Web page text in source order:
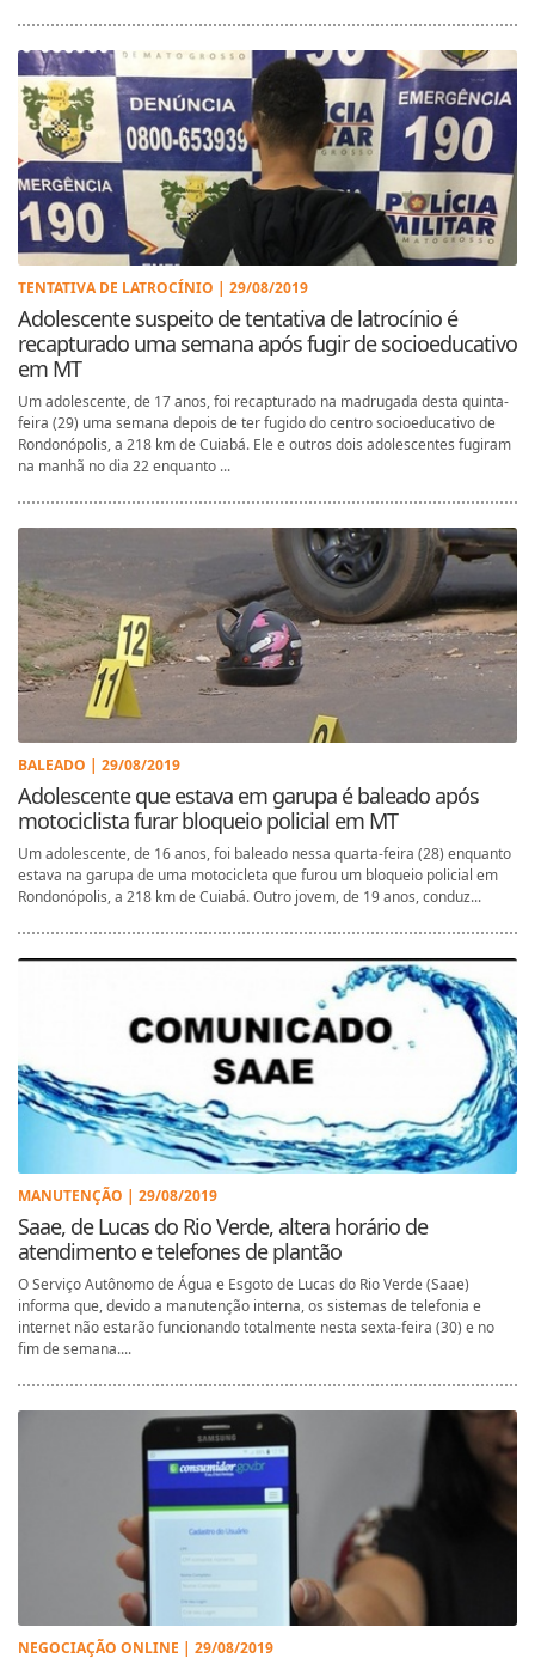
TENTATIVA DE LATROCÍNIO | 29/08/2019
Adolescente suspeito de tentativa de latrocínio é
recapturado uma semana após fugir de socioeducativo
em MT
Um adolescente, de 17 anos, foi recapturado na madrugada desta quinta-
feira (29) uma semana depois de ter fugido do centro socioeducativo de
Rondonópolis, a 218 km de Cuiabá. Ele e outros dois adolescentes fugiram
na manhã no dia 22 enquanto ...
BALEADO | 29/08/2019
Adolescente que estava em garupa é baleado após
motociclista furar bloqueio policial em MT
Um adolescente, de 16 anos, foi baleado nessa quarta-feira (28) enquanto
estava na garupa de uma motocicleta que furou um bloqueio policial em
Rondonópolis, a 218 km de Cuiabá. Outro jovem, de 19 anos, conduz...
MANUTENÇÃO | 29/08/2019
Saae, de Lucas do Rio Verde, altera horário de
atendimento e telefones de plantão
O Serviço Autônomo de Água e Esgoto de Lucas do Rio Verde (Saae)
informa que, devido a manutenção interna, os sistemas de telefonia e
internet não estarão funcionando totalmente nesta sexta-feira (30) e no
fim de semana....
NEGOCIAÇÃO ONLINE | 29/08/2019